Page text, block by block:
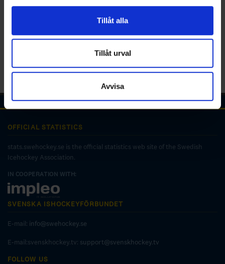
för sociala medier och analysera vår trafik. Vi
vidarebefordrar även sådana identifierare och annan
annons- och analysföretag som vi samarbetar med.
Dessa kan i sin tur kombinera informationen med annan
information som du har tillhandahållit eller som de har
samlat in när du har använt deras tjänster.
Tillåt alla
Tillåt urval
Avvisa
OFFICIAL STATISTICS
stats.swehockey.se is the official statistics web site of the Swedish
Icehockey Association.
IN COOPERATION WITH:
SVENSKA ISHOCKEYFÖRBUNDET
E-mail: info@swehockey.se
E-mail:svenskhockey.tv: support@svenskhockey.tv
FOLLOW US